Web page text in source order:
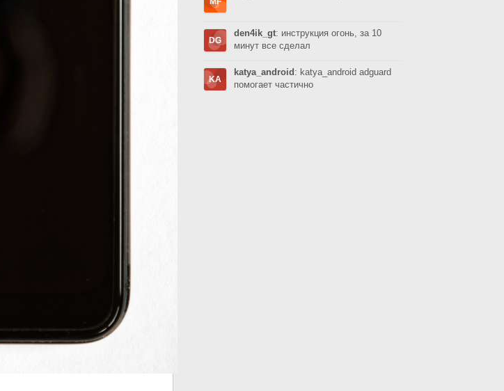
den4ik_gt: инструкция огонь, за 10
минут все сделал
katya_android : katya_android adguard
помогает частично